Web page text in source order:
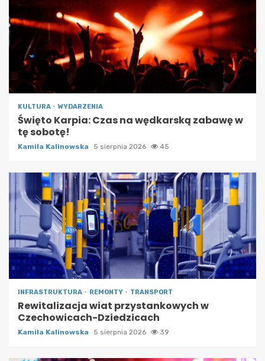
KULTURA WYDARZENIA
Święto Karpia: Czas na wędkarską zabawę w
tę sobotę!
Kamila Kalinowska 5 sierpnia 2026 45
INFRASTRUKTURA REMONTY TRANSPORT
Rewitalizacja wiat przystankowych w
Czechowicach-Dziedzicach
Kamila Kalinowska 5 sierpnia 2026 39